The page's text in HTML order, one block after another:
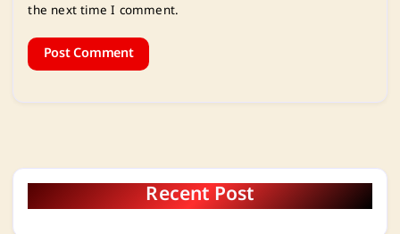
the next time I comment.
Recent Post